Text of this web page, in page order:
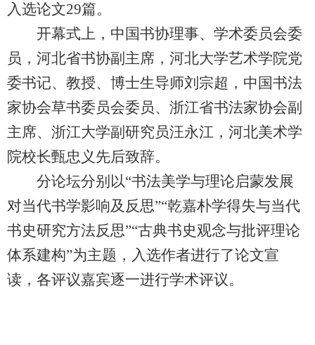
入选论文29篇。
开幕式上，中国书协理事、学术委员会委
员，河北省书协副主席，河北大学艺术学院党
委书记、教授、博士生导师刘宗超，中国书法
家协会草书委员会委员、浙江省书法家协会副
主席、浙江大学副研究员汪永江，河北美术学
院校长甄忠义先后致辞。
分论坛分别以“书法美学与理论启蒙发展
对当代书学影响及反思”“乾嘉朴学得失与当代
书史研究方法反思”“古典书史观念与批评理论
体系建构”为主题，入选作者进行了论文宣
读，各评议嘉宾逐一进行学术评议。